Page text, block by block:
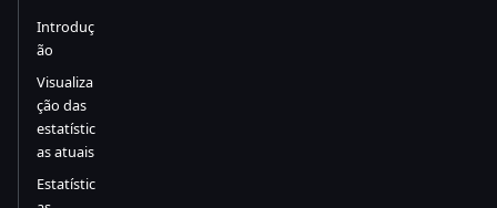
Introduç
ão
Visualiza
ção das
estatístic
as atuais
Estatístic